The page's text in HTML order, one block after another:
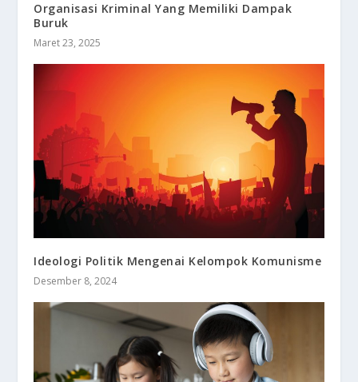
Organisasi Kriminal Yang Memiliki Dampak
Buruk
Maret 23, 2025
Ideologi Politik Mengenai Kelompok Komunisme
Desember 8, 2024